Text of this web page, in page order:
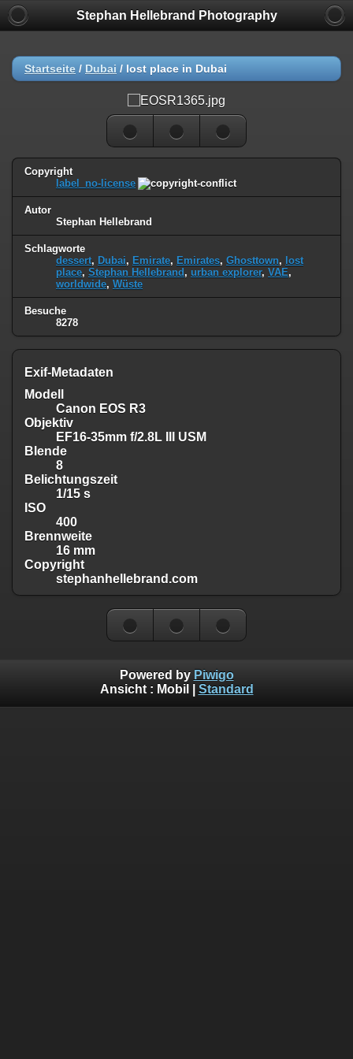
Stephan Hellebrand Photography
Startseite / Dubai / lost place in Dubai
Copyright
label_no-license
Autor
Stephan Hellebrand
Schlagworte
dessert, Dubai, Emirate, Emirates, Ghosttown, lost
place, Stephan Hellebrand , urban explorer, VAE,
worldwide, Wüste
Besuche
8278
Exif-Metadaten
Modell
Canon EOS R3
Objektiv
EF16-35mm f/2.8L III USM
Blende
8
Belichtungszeit
1/15 s
ISO
400
Brennweite
16 mm
Copyright
stephanhellebrand.com
Powered by Piwigo
Ansicht : Mobil Standard